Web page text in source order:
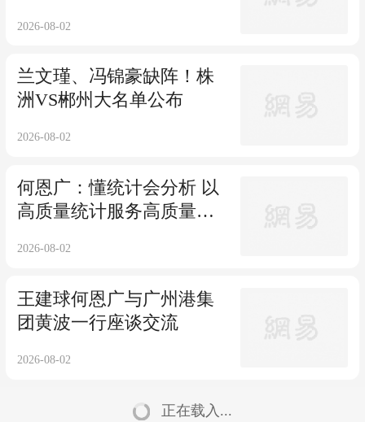
2026-08-02
兰文瑾、冯锦豪缺阵！株
洲VS郴州大名单公布
2026-08-02
何恩广：懂统计会分析 以
高质量统计服务高质量发
2026-08-02
王建球何恩广与广州港集
团黄波一行座谈交流
2026-08-02
正在载入...